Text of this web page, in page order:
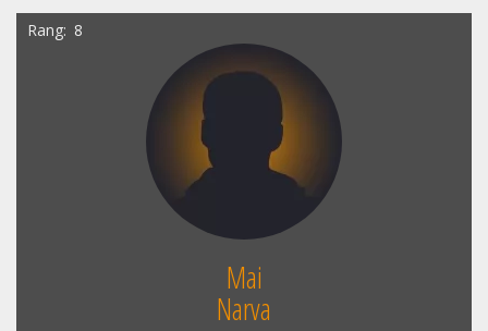
Rang 8
Mai
Narva